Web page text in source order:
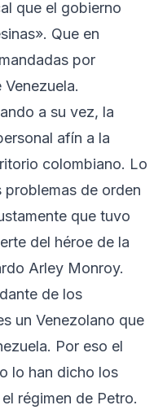
que el gobierno
Que en
por
a su vez, la
afín a la
colombiano. Lo
problemas de orden
que tuvo
del héroe de la
Arley Monroy.
de los
un Venezolano que
Por eso el
lo han dicho los
régimen de Petro.